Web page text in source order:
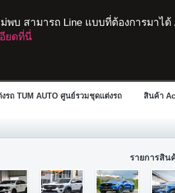
บ สามารถ Line แบบที่ต้องการมาได้
ยดที่นี่
รถ TUM AUTO ศูนย์รวมชุดแต่งรถ สินค้า
รายการสิน